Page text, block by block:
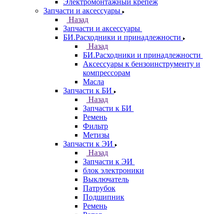
Электромонтажный крепеж
Запчасти и аксессуары
Назад
Запчасти и аксессуары
БИ.Расходники и принадлежности
Назад
БИ.Расходники и принадлежности
Аксессуары к бензоинструменту и
компрессорам
Масла
Запчасти к БИ
Назад
Запчасти к БИ
Ремень
Фильтр
Метизы
Запчасти к ЭИ
Назад
Запчасти к ЭИ
блок электроники
Выключатель
Патрубок
Подшипник
Ремень